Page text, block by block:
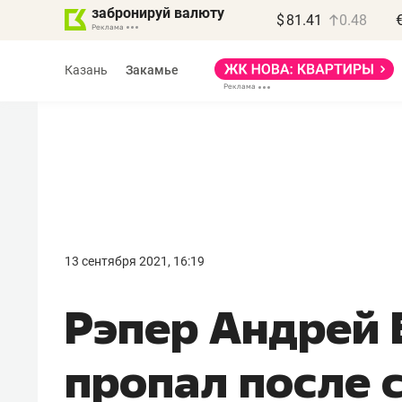
забронируй валюту $ 81.41 0.48
Казань Закамье
13 сентября 2021, 16:19
Рэпер Андрей
пропал после
правил, бизнес может
потерять минимум